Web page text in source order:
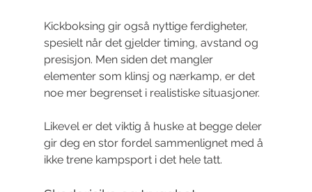
Kickboksing gir også nyttige ferdigheter,
spesielt når det gjelder timing, avstand og
presisjon. Men siden det mangler
elementer som klinsj og nærkamp, er det
noe mer begrenset i realistiske situasjoner.
Likevel er det viktig å huske at begge deler
gir deg en stor fordel sammenlignet med å
ikke trene kampsport i det hele tatt.